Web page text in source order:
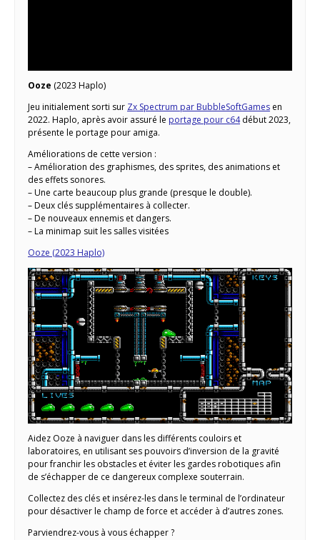
Ooze (2023 Haplo)
Jeu initialement sorti sur Zx Spectrum par BubbleSoftGames en
2022. Haplo, après avoir assuré le portage pour c64début 2023,
présente le portage pour amiga.
Améliorations de cette version :
– Amélioration des graphismes, des sprites, des animations et
des effets sonores.
– Une carte beaucoup plus grande (presque le double).
– Deux clés supplémentaires à collecter.
– De nouveaux ennemis et dangers.
– La minimap suit les salles visitées
Ooze (2023 Haplo)
Aidez Ooze à naviguer dans les différents couloirs et
laboratoires, en utilisant ses pouvoirs d’inversion de la gravité
pour franchir les obstacles et éviter les gardes robotiques afin
de s’échapper de ce dangereux complexe souterrain.
Collectez des clés et insérez-les dans le terminal de l’ordinateur
pour désactiver le champ de force et accéder à d’autres zones.
Parviendrez-vous à vous échapper ?